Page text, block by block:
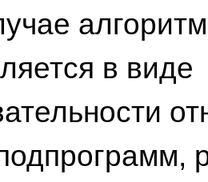
алгоритм
в виде